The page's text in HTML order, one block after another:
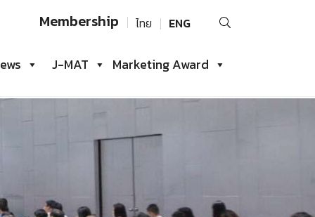
Membership ไทย ENG
Search
J-MAT Marketing Award